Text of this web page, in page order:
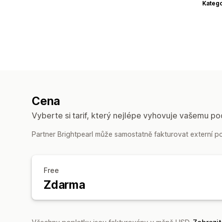
Cena
Vyberte si tarif, který nejlépe vyhovuje vašemu
Partner Brightpearl může samostatně fakturovat externí
Free
Zdarma